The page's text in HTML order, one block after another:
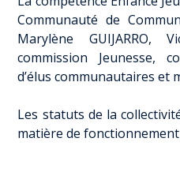
Communauté de
Marylène GUIJARRO,
commission Jeunesse,
d’élus communautaires et
Les statuts de la
matière de fonctionnement